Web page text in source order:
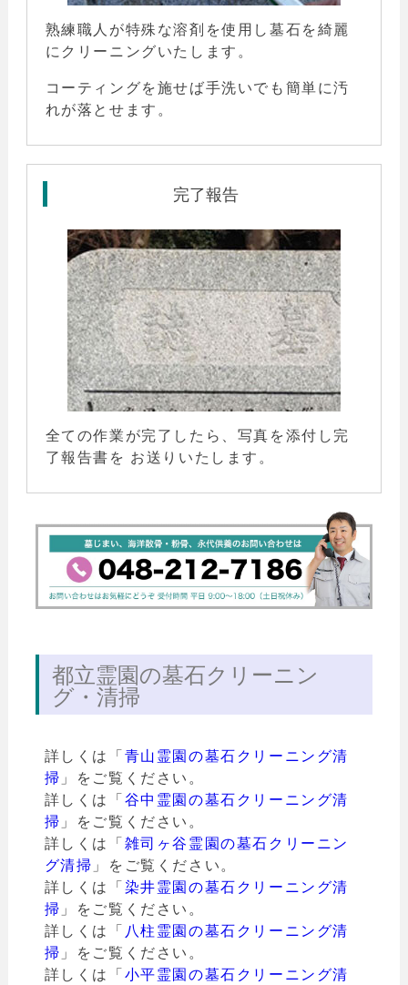
熟練職人が特殊な溶剤を使用し墓石を綺麗
にクリーニングいたします。
コーティングを施せば手洗いでも簡単に汚
れが落とせます。
完了報告
全ての作業が完了したら、写真を添付し完
了報告書を お送りいたします。
都立霊園の墓石クリーニン
グ・清掃
詳しくは「 青山霊園の墓石クリーニング清
掃 」をご覧ください。
詳しくは「 谷中霊園の墓石クリーニング清
掃 」をご覧ください。
詳しくは「 雑司ヶ谷霊園の墓石クリーニン
グ清掃 」をご覧ください。
詳しくは「 染井霊園の墓石クリーニング清
掃 」をご覧ください。
詳しくは「 八柱霊園の墓石クリーニング清
掃 」をご覧ください。
詳しくは「 小平霊園の墓石クリーニング清